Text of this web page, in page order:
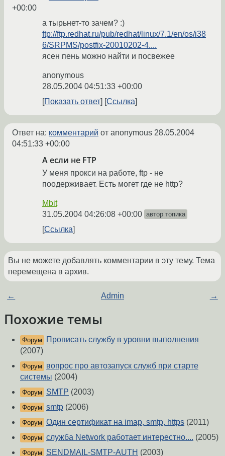
+00:00
а тырьнет-то зачем? :)
ftp://ftp.redhat.ru/pub/redhat/linux/7.1/en/os/i38
6/SRPMS/postfix-20010202-4....
ясен пень можно найти и посвежее
anonymous
28.05.2004 04:51:33 +00:00
Показать ответ
Ссылка
Ответ на: комментарий от anonymous 28.05.2004
04:51:33 +00:00
А если не FTP
У меня прокси на работе, ftp - не
поодерживает. Есть могет где не http?
Mbit
31.05.2004 04:26:08 +00:00 автор топика
Ссылка
Вы не можете добавлять комментарии в эту тему. Тема
перемещена в архив.
← Admin →
Похожие темы
Форум
Прописать службу в уровни выполнения
(2007)
Форум
вопрос про автозапуск служб при старте
системы (2004)
Форум SMTP (2003)
Форум smtp (2006)
Форум Один сертификат на imap, smtp, https (2011)
Форум служба Network работает интерестно.... (2005)
Форум SENDMAIL-SMTP-AUTH (2003)